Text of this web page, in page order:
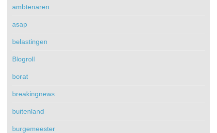
ambtenaren
asap
belastingen
Blogroll
borat
breakingnews
buitenland
burgemeester